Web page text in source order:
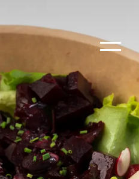
Attraktionen und
im Soča-Tal
unseren Reisetipps.
Sie ein
JAVORCA